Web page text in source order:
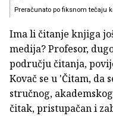
Preračunato po fiksnom tečaju
Ima li čitanje knjiga
medija? Profesor,
području čitanja,
Kovač se u 'Čitam, da
stručnog,
čitak, pristupačan i